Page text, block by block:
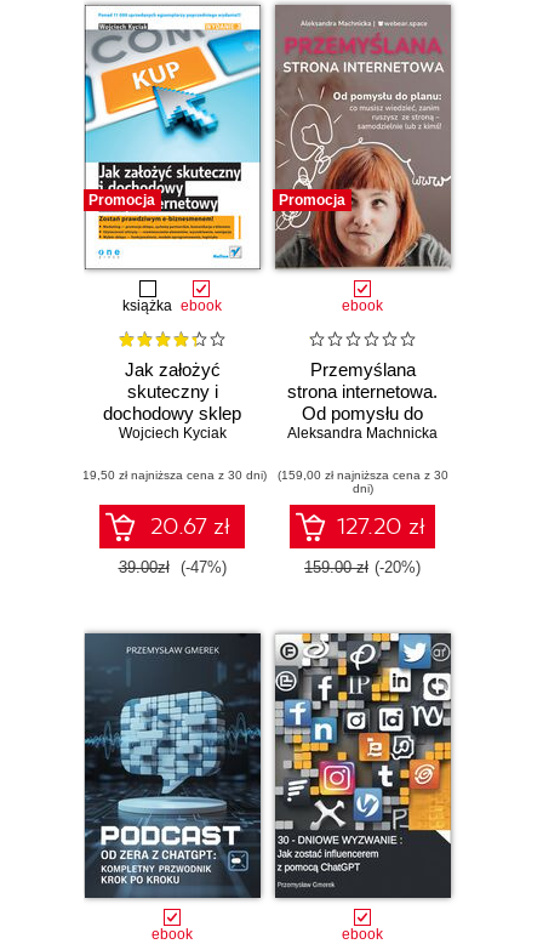
Promocja
książka ebook
Jak założyć
skuteczny i
dochodowy sklep
internetowy.
Wojciech Kyciak
(19,50 zł najniższa cena z 30 dni)
20.67 zł
39.00zł (-47%)
Promocja
ebook
Przemyślana
strona internetowa.
Od pomysłu do
planu: co musisz
ruszysz ze stroną
- samodzielnie lub
z kimś!
Aleksandra Machnicka
(159,00 zł najniższa cena z 30
dni)
127.20 zł
159.00 zł (-20%)
ebook ebook